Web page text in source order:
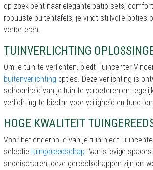
op zoek bent naar elegante patio sets,
robuuste buitentafels, je vindt stijlvolle opties
verbeteren.
TUINVERLICHTING
Om je tuin te verlichten, biedt Tuincenter
buitenverlichting opties. Deze verlichting is
schoonheid van je tuin te verbeteren en
verlichting te bieden voor veiligheid en
HOGE KWALITEIT
Voor het onderhoud van je tuin biedt
selectie tuingereedschap. Van stevige
snoeischaren, deze gereedschappen zijn